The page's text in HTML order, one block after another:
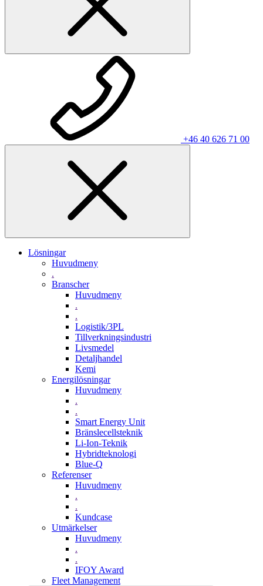
+46 40 626 71 00
Lösningar
Huvudmeny
.
Branscher
Huvudmeny
.
.
Logistik/3PL
Tillverkningsindustri
Livsmedel
Detaljhandel
Kemi
Energilösningar
Huvudmeny
.
.
Smart Energy Unit
Bränslecellsteknik
Li-Ion-Teknik
Hybridteknologi
Blue-Q
Referenser
Huvudmeny
.
.
Kundcase
Utmärkelser
Huvudmeny
.
.
IFOY Award
Fleet Management